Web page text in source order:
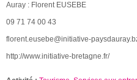
Auray : Florent EUSEBE
09 71 74 00 43
florent.eusebe@initiative-
http://www.initiative-bretagne.fr/